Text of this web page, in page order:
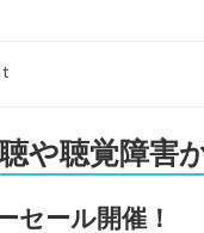
や聴覚障害
セール開催！